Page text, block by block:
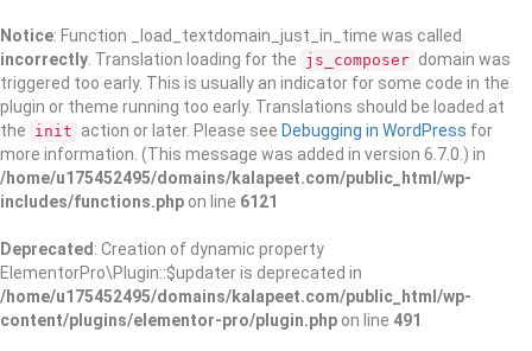
Notice: Function _load_textdomain_just_in_time was called
incorrectly . Translation loading for the js_composer domain was
triggered too early. This is usually an indicator for some code in the
plugin or theme running too early. Translations should be loaded at
the init action or later. Please see Debugging in WordPress for
more information. (This message was added in version 6.7.0.) in
/home/u175452495/domains/kalapeet.com/public_html/wp-
includes/functions.php on line 6121
Deprecated : Creation of dynamic property
ElementorPro\Plugin::$updater is deprecated in
/home/u175452495/domains/kalapeet.com/public_html/wp-
content/plugins/elementor-pro/plugin.php on line 491